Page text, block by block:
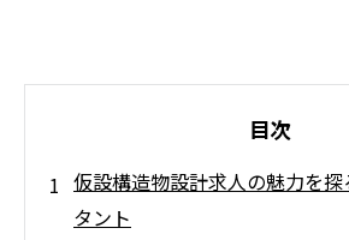
目次
仮設構造物設計求人の魅力を
タント